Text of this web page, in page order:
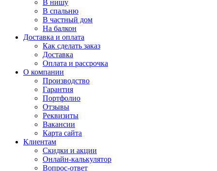
В нишу
В спальню
В частный дом
На балкон
Доставка и оплата
Как сделать заказ
Доставка
Оплата и рассрочка
О компании
Производство
Гарантия
Портфолио
Отзывы
Реквизиты
Вакансии
Карта сайта
Клиентам
Скидки и акции
Онлайн-калькулятор
Вопрос-ответ